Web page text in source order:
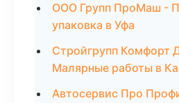
ООО Групп ПроМаш -
упаковка в Уфа
Стройгрупп Комфорт
Малярные работы в
Автосервис Про